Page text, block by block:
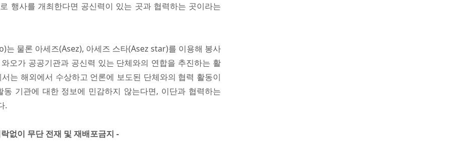
행사를 개최한다면 공신력이 있는 곳과 협력하는 곳이라는
는 물론 아세즈(Asez), 아세즈 스타(Asez star)를 이용해 봉사
오가 공공기관과 공신력 있는 단체와의 연합을 추진하는 활
는 해외에서 수상하고 언론에 보도된 단체와의 협력 활동이
기관에 대한 정보에 민감하지 않는다면, 이단과 협력하는
.​
없이 무단 전재 및 재배포금지 -​​​​